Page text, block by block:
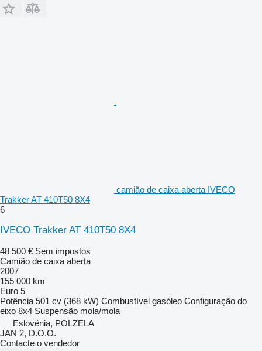
camião de caixa aberta IVECO
Trakker AT 410T50 8X4
6
IVECO Trakker AT 410T50 8X4
48 500 € Sem impostos
Camião de caixa aberta
2007
155 000 km
Euro 5
Potência 501 cv (368 kW) Combustível gasóleo Configuração do
eixo 8x4 Suspensão mola/mola
Eslovénia, POLZELA
JAN 2, D.O.O.
Contacte o vendedor